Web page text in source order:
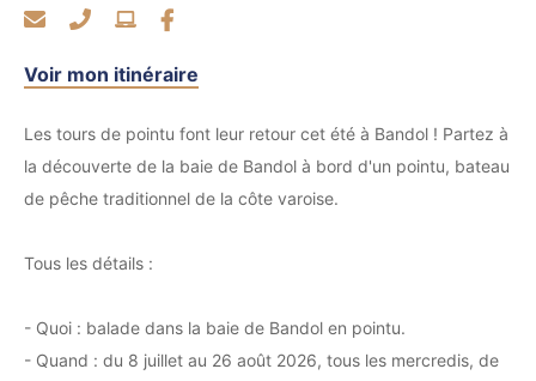
Voir mon itinéraire
Les tours de pointu font leur retour cet été à Bandol ! Partez à
la découverte de la baie de Bandol à bord d'un pointu, bateau
de pêche traditionnel de la côte varoise.
Tous les détails :
- Quoi : balade dans la baie de Bandol en pointu.
- Quand : du 8 juillet au 26 août 2026, tous les mercredis, de